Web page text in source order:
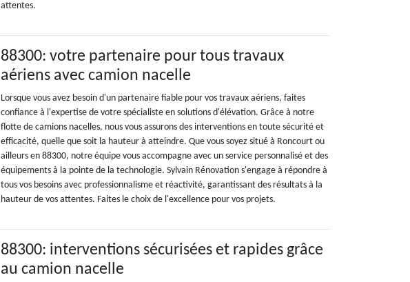
attentes.
88300: votre partenaire pour tous travaux
aériens avec camion nacelle
Lorsque vous avez besoin d'un partenaire fiable pour vos travaux aériens, faites
confiance à l'expertise de votre spécialiste en solutions d'élévation. Grâce à notre
flotte de camions nacelles, nous vous assurons des interventions en toute sécurité et
efficacité, quelle que soit la hauteur à atteindre. Que vous soyez situé à Roncourt ou
ailleurs en 88300, notre équipe vous accompagne avec un service personnalisé et des
équipements à la pointe de la technologie. Sylvain Rénovation s'engage à répondre à
tous vos besoins avec professionnalisme et réactivité, garantissant des résultats à la
hauteur de vos attentes. Faites le choix de l'excellence pour vos projets.
88300: interventions sécurisées et rapides grâce
au camion nacelle